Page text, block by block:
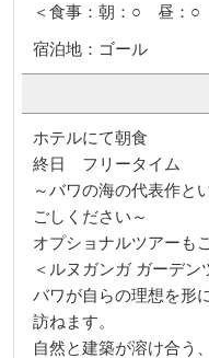
＜食事：朝：○ 昼：
宿泊地：ゴール
ホテルにて朝食
終日 フリータイム
～バワの海の代表作と
ごしください～
オプショナルツアーも
＜ルヌガンガ ガーデン
バワが自らの理想を形
訪ねます。
自然と建築が溶け合う